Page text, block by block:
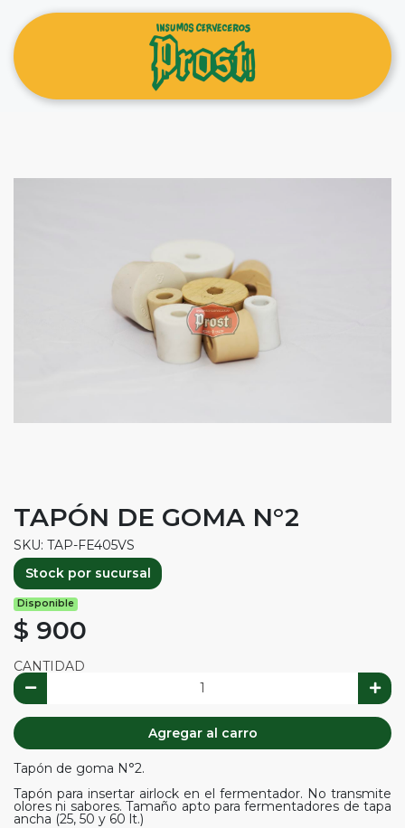
TAPÓN DE GOMA N°2
SKU: TAP-FE405VS
Stock por sucursal
Disponible
$ 900
CANTIDAD
Agregar al carro
Tapón de goma N°2.
Tapón para insertar airlock en el fermentador. No transmite
olores ni sabores. Tamaño apto para fermentadores de tapa
ancha (25, 50 y 60 lt.)